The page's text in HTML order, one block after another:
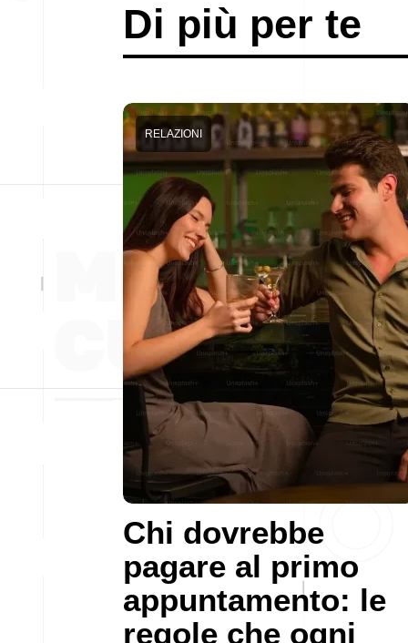
Di più per te
Chi dovrebbe
pagare al primo
appuntamento: le
regole che ogni
RELAZIONI